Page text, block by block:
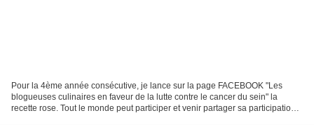
Pour la 4ème année consécutive, je lance sur la page FACEBOOK "Les
blogueuses culinaires en faveur de la lutte contre le cancer du sein" la
recette rose. Tout le monde peut participer et venir partager sa participation